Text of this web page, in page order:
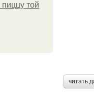
той
читать